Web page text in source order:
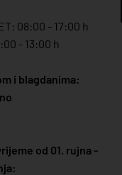
08:00 - 17:00 h
- 13:00 h
i blagdanima:
od 01. rujna -